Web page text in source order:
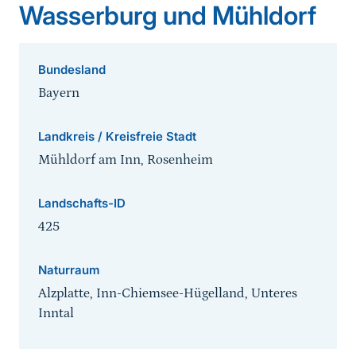
Wasserburg und Mühldorf
Bundesland
Bayern
Landkreis / Kreisfreie Stadt
Mühldorf am Inn, Rosenheim
Landschafts-ID
425
Naturraum
Alzplatte, Inn-Chiemsee-Hügelland, Unteres
Inntal